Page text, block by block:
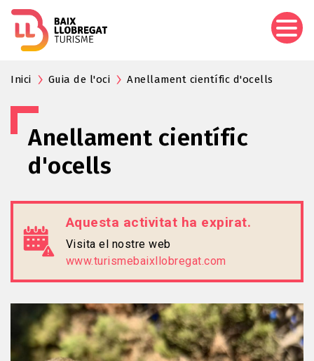
Inici Guia de l'oci Anellament científic d'ocells
Anellament científic
d'ocells
Aquesta activitat ha expirat.
Visita el nostre web
www.turismebaixllobregat.com